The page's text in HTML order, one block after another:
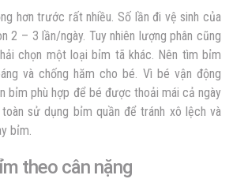
hơn trước rất nhiều. Số lần đi vệ sinh của
2 – 3 lần/ngày. Tuy nhiên lượng phân cũng
chọn một loại bỉm tã khác. Nên tìm bỉm
và chống hăm cho bé. Vì bé vận động
bỉm phù hợp để bé được thoải mái cả ngày
sử dụng bỉm quần để tránh xô lệch và
bỉm.
theo cân nặng